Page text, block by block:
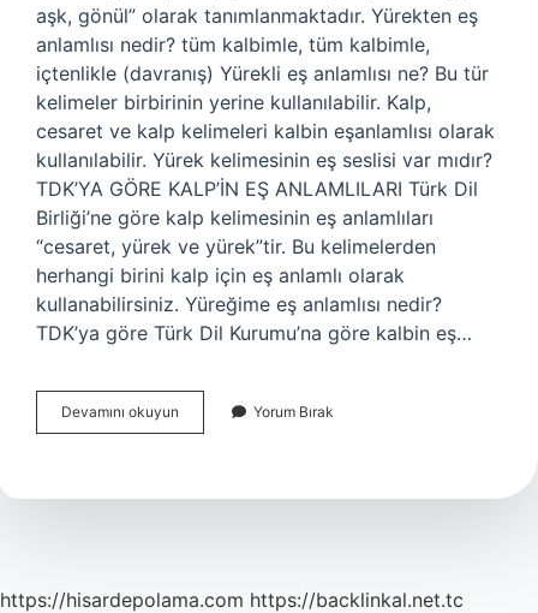
aşk, gönül” olarak tanımlanmaktadır. Yürekten eş
anlamlısı nedir? tüm kalbimle, tüm kalbimle,
içtenlikle (davranış) Yürekli eş anlamlısı ne? Bu tür
kelimeler birbirinin yerine kullanılabilir. Kalp,
cesaret ve kalp kelimeleri kalbin eşanlamlısı olarak
kullanılabilir. Yürek kelimesinin eş seslisi var mıdır?
TDK’YA GÖRE KALP’İN EŞ ANLAMLILARI Türk Dil
Birliği’ne göre kalp kelimesinin eş anlamlıları
“cesaret, yürek ve yürek”tir. Bu kelimelerden
herhangi birini kalp için eş anlamlı olarak
kullanabilirsiniz. Yüreğime eş anlamlısı nedir?
TDK’ya göre Türk Dil Kurumu’na göre kalbin eş…
Devamını okuyun Yüreğim
Kelimesinin
Nedir
Yorum Bırak
https://hisardepolama.com https://backlinkal.net.tc